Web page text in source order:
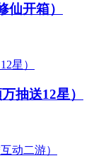
仙开箱）
抽送12星）